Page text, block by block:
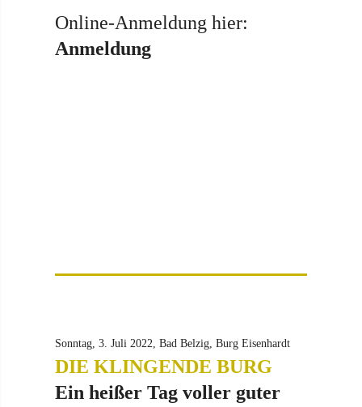
Online-Anmeldung hier:
Anmeldung
Sonntag, 3. Juli 2022, Bad Belzig, Burg Eisenhardt
DIE KLINGENDE BURG
Ein heißer Tag voller guter